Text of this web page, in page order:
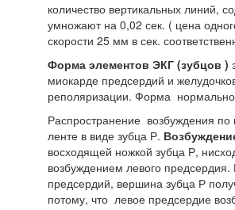
количество вертикальных линий,
умножают на 0,02 сек. ( цена
скорости 25 мм в сек.
Форма элементов ЭКГ (зубцов )
миокарде предсердий и
реполяризации. Форма
Распространение возбуждения
ленте в виде зубца Р.
восходящей ножкой зубца Р,
возбуждением левого
предсердий, вершина зубца Р
потому, что левое предсердие